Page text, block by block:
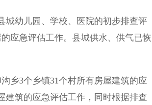
幼儿园、学校、医院的初步排查评
应急评估工作。县城供水、供气已恢
3个乡镇31个村所有房屋建筑的应
建筑的应急评估工作，同时根据排查